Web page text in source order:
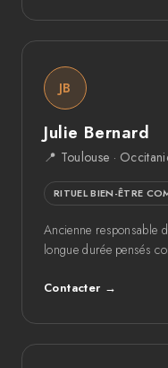
JB
Julie Bernard
📍 Toulouse ·
RITUEL BIEN-ÊTRE
Ancienne responsable
longue durée pensés
Contacter →